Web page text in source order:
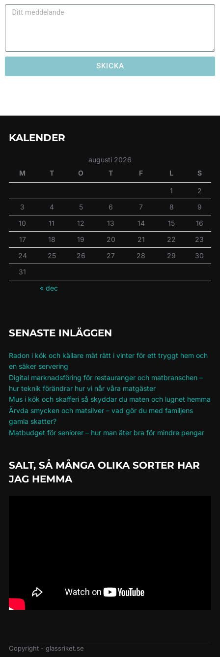
SKICKA
KALENDER
augusti 2026
M
T O T F L S
1
2
3
4 5 6 7 8
9
10
11 12 13 14 15
16
17
18 19 20 21 22
23
24
25 26 27 28 29
30
31
« dec
SENASTE INLÄGGEN
Radon i kök och källare mät rätt i vinter för ett tryggt hem och
en säker servering
Digital marknadsföring för restauranger och matbranschen –
hur teknik förändrar hur vi når våra matgäster
Mus i kök och skafferi så skyddar du maten och lugnet hemma
Ärvda smycken och matsilver – vad gör du med familjens
gamla skatter?
Matbudget för seniorer – hur man äter bra för mindre pengar
SALT, SÅ MÅNGA OLIKA SORTER HAR
JAG HEMMA